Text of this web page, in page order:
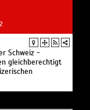
Schweiz -
gleichberechtigt